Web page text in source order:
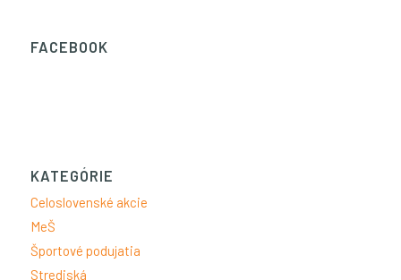
FACEBOOK
KATEGÓRIE
Celoslovenské akcie
MeŠ
Športové podujatia
Strediská